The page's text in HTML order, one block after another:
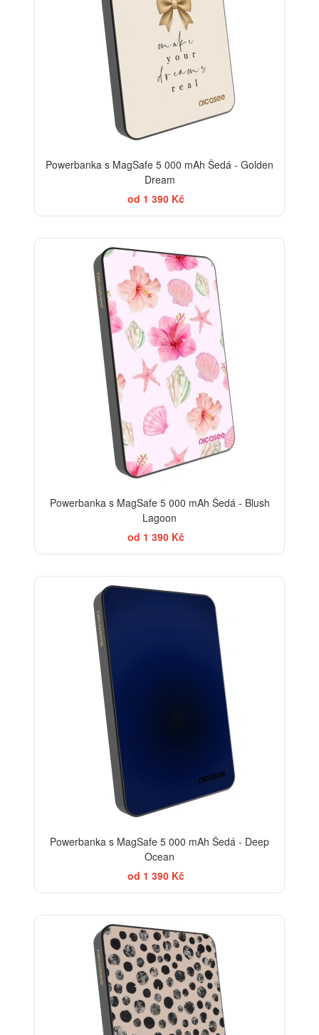
Powerbanka s MagSafe 5 000 mAh Šedá - Golden
Dream
od 1 390 Kč
Powerbanka s MagSafe 5 000 mAh Šedá - Blush
Lagoon
od 1 390 Kč
Powerbanka s MagSafe 5 000 mAh Šedá - Deep
Ocean
od 1 390 Kč